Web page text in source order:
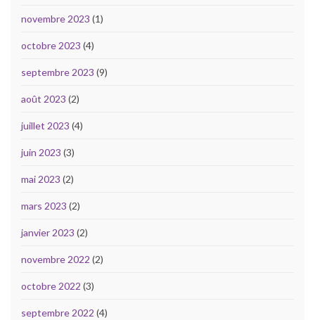
novembre 2023 (1)
octobre 2023 (4)
septembre 2023 (9)
août 2023 (2)
juillet 2023 (4)
juin 2023 (3)
mai 2023 (2)
mars 2023 (2)
janvier 2023 (2)
novembre 2022 (2)
octobre 2022 (3)
septembre 2022 (4)